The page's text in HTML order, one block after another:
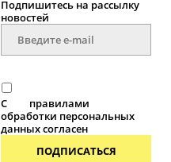
Подпишитесь на рассылку
новостей
С
правилами
обработки персональных
данных согласен
ПОДПИСАТЬСЯ